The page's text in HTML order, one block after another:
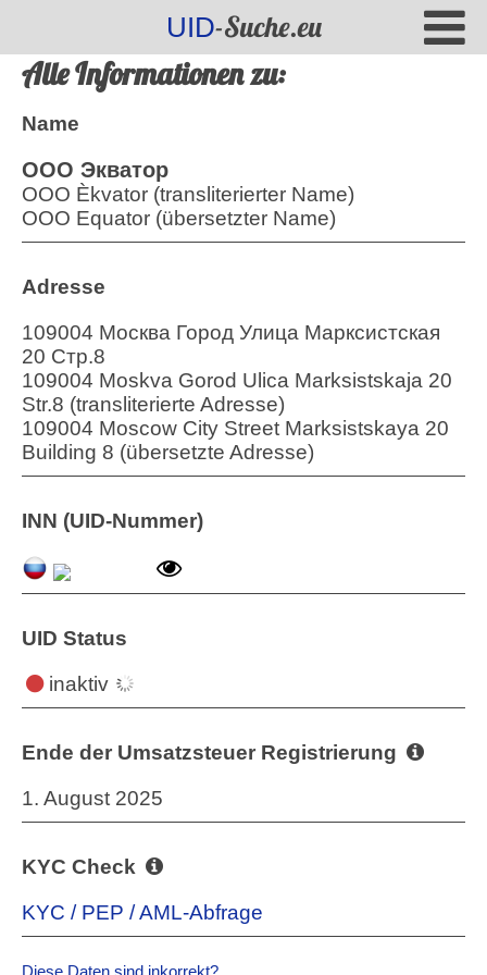
UID-Suche.eu
Alle Informationen zu:
Name
ООО Экватор
OOO Èkvator (transliterierter Name)
OOO Equator (übersetzter Name)
Adresse
109004 Москва Город Улица Марксистская
20 Стр.8
109004 Moskva Gorod Ulica Marksistskaja 20
Str.8 (transliterierte Adresse)
109004 Moscow City Street Marksistskaya 20
Building 8 (übersetzte Adresse)
INN (UID-Nummer)
UID Status
inaktiv
Ende der Umsatzsteuer Registrierung
1. August 2025
KYC Check
KYC / PEP / AML-Abfrage
Diese Daten sind inkorrekt?